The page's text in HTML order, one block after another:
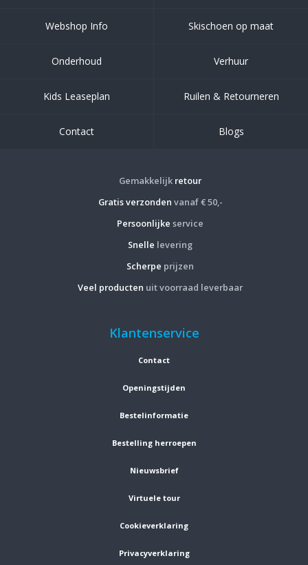
Webshop Info Skischoen op maat
Onderhoud Verhuur
Kids Leaseplan Ruilen & Retourneren
Contact Blogs
Gemakkelijk retour
Gratis verzonden vanaf € 50,-
Persoonlijke service
Snelle levering
Scherpe prijzen
Veel producten uit voorraad leverbaar
Klantenservice
Contact
Openingstijden
Bestelinformatie
Bestelling herroepen
Nieuwsbrief
Virtuele tour
Cookieverklaring
Privacyverklaring